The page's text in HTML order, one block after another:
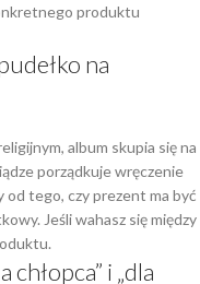
produktu
na
album skupia się na
porządkuje wręczenie
tego, czy prezent ma być
Jeśli wahasz się między
i „dla